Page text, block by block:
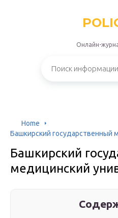
Онлайн-
Home
Башкирский государственный
Башкирский
медицинский